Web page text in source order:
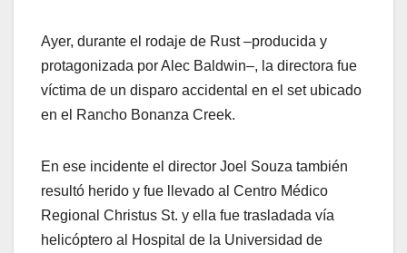
Ayer, durante el rodaje de Rust –producida y
protagonizada por Alec Baldwin–, la directora fue
víctima de un disparo accidental en el set ubicado
en el Rancho Bonanza Creek.
En ese incidente el director Joel Souza también
resultó herido y fue llevado al Centro Médico
Regional Christus St. y ella fue trasladada vía
helicóptero al Hospital de la Universidad de